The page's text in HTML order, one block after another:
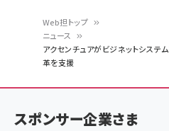
く
ず
Web担トップ
ニュース
アクセンチュアがビジネットシステ
革を支援
スポンサー企業さま